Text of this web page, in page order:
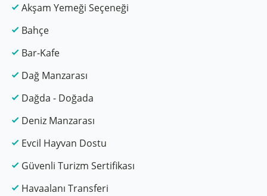
Akşam Yemeği Seçeneği
Bahçe
Bar-Kafe
Dağ Manzarası
Dağda - Doğada
Deniz Manzarası
Evcil Hayvan Dostu
Güvenli Turizm Sertifikası
Havaalanı Transferi